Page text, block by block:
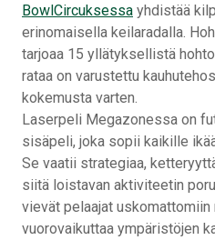
BowlCircuksessa yhdistää
erinomaisella keilaradalla.
tarjoaa 15 yllätyksellistä
rataa on varustettu
kokemusta varten.
Laserpeli Megazonessa on
sisäpeli, joka sopii kaikille
Se vaatii strategiaa,
siitä loistavan aktiviteetin
vievät pelaajat
vuorovaikuttaa ympäristöjen